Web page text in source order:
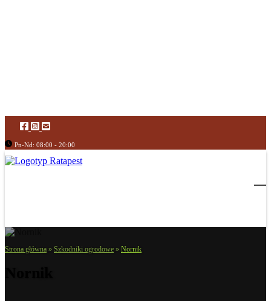
Pn-Nd: 08:00 - 20:00
Strona główna » Szkodniki ogrodowe » Nornik